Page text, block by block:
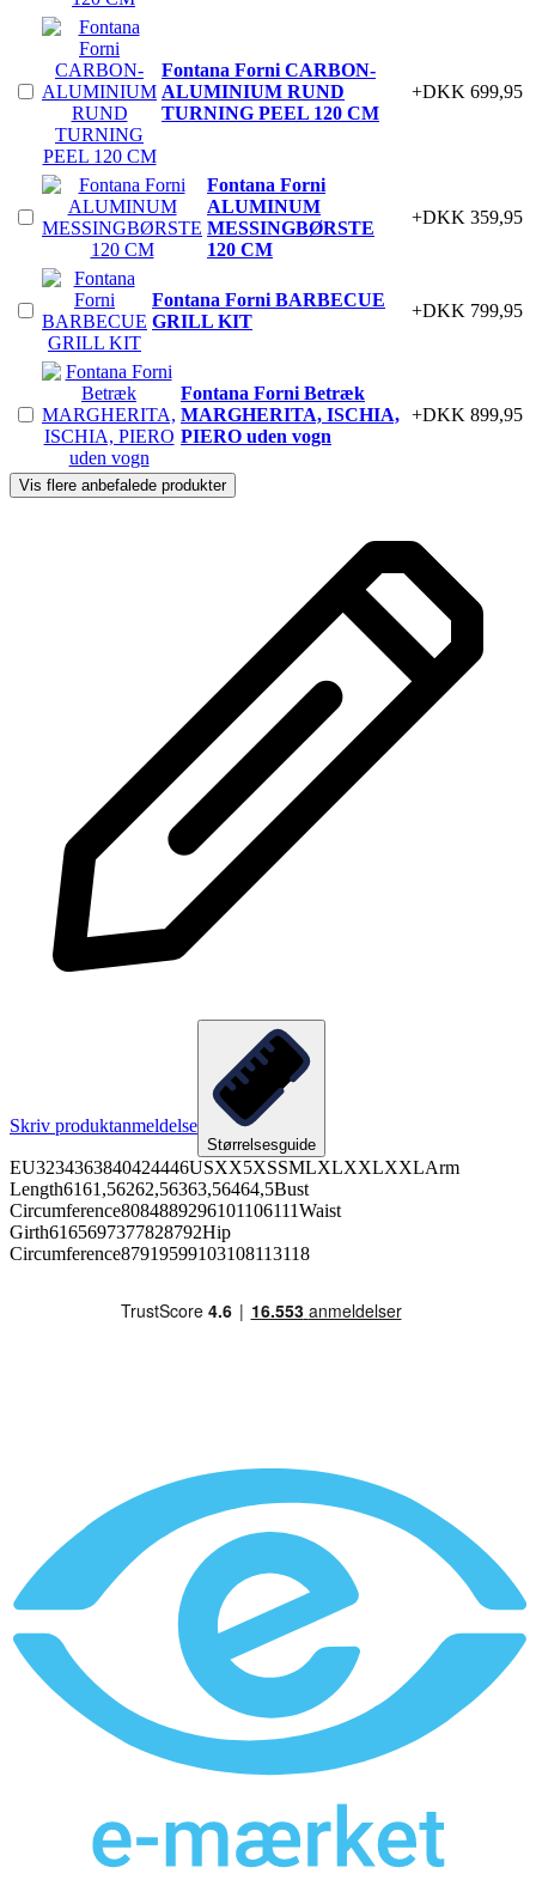
Fontana Forni CARBON-
ALUMINIUM RUND
TURNING PEEL 120 CM
+DKK 699,95
Fontana Forni
ALUMINUM
MESSINGBØRSTE
120 CM
+DKK 359,95
Fontana Forni BARBECUE
GRILL KIT
+DKK 799,95
Fontana Forni Betræk
MARGHERITA, ISCHIA,
PIERO uden vogn
+DKK 899,95
Vis flere anbefalede produkter
Skriv produktanmeldelse
Størrelsesguide
EU3234363840424446USXX5XSSMLXLXXLXXLArm
Length6161,56262,56363,56464,5Bust
Circumference8084889296101106111Waist
Girth6165697377828792Hip
Circumference87919599103108113118